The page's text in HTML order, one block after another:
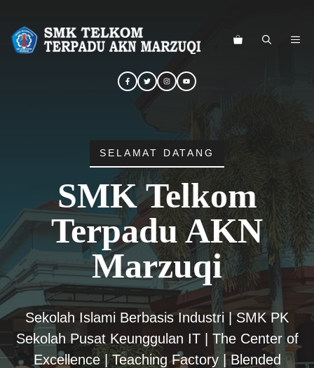
SELAMAT DATANG
SMK Telkom
Terpadu AKN
Marzuqi
Sekolah Islami Berbasis Industri | SMK PK
Sekolah Pusat Keunggulan IT | The Center of
Excellence | Teaching Factory | Blended